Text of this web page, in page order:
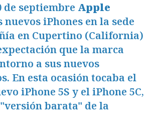
de septiembre Apple
nuevos iPhones en la sede
en Cupertino (California)
que la marca
a sus nuevos
En esta ocasión tocaba el
iPhone 5S y el iPhone 5C,
barata" de la